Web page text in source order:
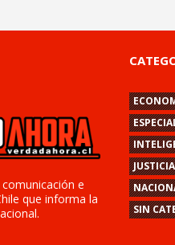
e
que informa la
SIN